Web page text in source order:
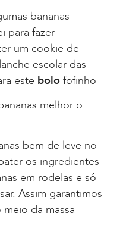
bananas
para fazer
um cookie de
escolar das
este bolo fofinho
melhor o
bem de leve no
os ingredientes
em rodelas e só
Assim garantimos
da massa